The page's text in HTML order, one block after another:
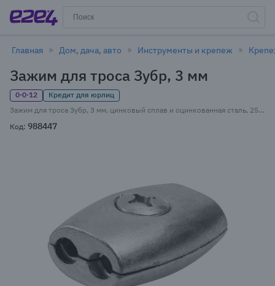
Главная Дом, дача, авто Инструменты и крепеж
Зажим для троса Зубр, 3 мм
0·0·12
Кредит для юрлиц
Зажим для троса Зубр, 3 мм, цинковый сплав и оцинкованная сталь, 25 шт., фасовка (4-304455-03)
Код: 988447